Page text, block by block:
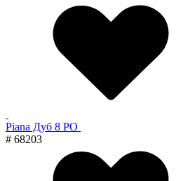
Piana Дуб 8 PO
# 68203